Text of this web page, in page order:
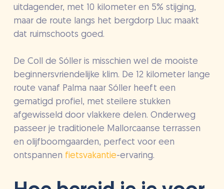
uitdagender, met 10 kilometer en 5% stijging,
maar de route langs het bergdorp Lluc maakt
dat ruimschoots goed.
De Coll de Sóller is misschien wel de mooiste
beginnersvriendelijke klim. De 12 kilometer lange
route vanaf Palma naar Sóller heeft een
gematigd profiel, met steilere stukken
afgewisseld door vlakkere delen. Onderweg
passeer je traditionele Mallorcaanse terrassen
en olijfboomgaarden, perfect voor een
ontspannen fietsvakantie-ervaring.